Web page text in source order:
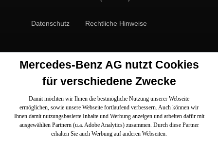
Datenschutz Rechtliche Hinweise
Mercedes-Benz AG nutzt Cookies
für verschiedene Zwecke
Damit möchten wir Ihnen die bestmögliche Nutzung unserer Webseite
ermöglichen, sowie unsere Webseite fortlaufend verbessern. Auch können wir
Ihnen damit nutzungsbasierte Inhalte und Werbung anzeigen und arbeiten dafür mit
ausgewählten Partnern (u.a. Adobe Analytics) zusammen. Durch diese Partner
erhalten Sie auch Werbung auf anderen Webseiten.